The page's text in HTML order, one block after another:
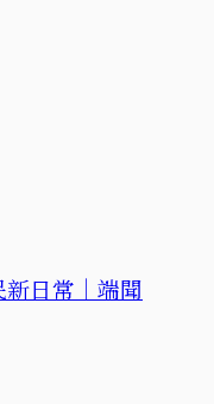
新日常｜端聞